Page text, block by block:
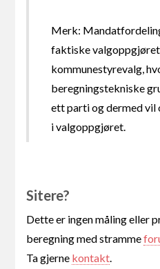
Merk:
faktiske
kommunestyrevalg,
beregningstekniske
ett parti og dermed vil
i valgoppgjøret.
Sitere?
Dette er ingen måling eller
beregning med stramme
Ta gjerne kontakt.